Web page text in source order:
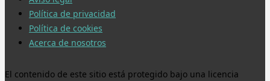
Política de privacidad
Política de cookies
Acerca de nosotros
El contenido de este sitio está protegido bajo una licencia